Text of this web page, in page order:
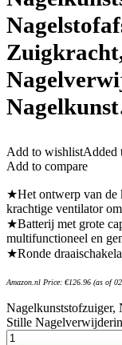
Add to wishlistAdded
Add to compare
★Het ontwerp van de
krachtige ventilator
★Batterij met grote
multifunctioneel en
★Ronde
Amazon.nl Price: €126.96 (as of
Nagelkunststofzuiger,
Stille